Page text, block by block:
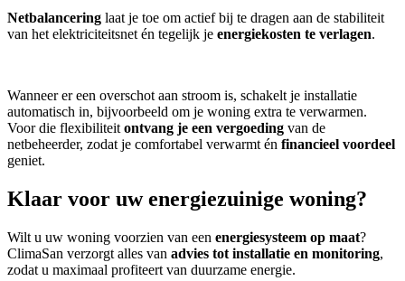
Netbalancering laat je toe om actief bij te dragen aan de stabiliteit
van het elektriciteitsnet én tegelijk je energiekosten te verlagen.
Wanneer er een overschot aan stroom is, schakelt je installatie
automatisch in, bijvoorbeeld om je woning extra te verwarmen.
Voor die flexibiliteit ontvang je een vergoeding van de
netbeheerder, zodat je comfortabel verwarmt én financieel voordeel
geniet.
Klaar voor uw energiezuinige woning?
Wilt u uw woning voorzien van een energiesysteem op maat?
ClimaSan verzorgt alles van advies tot installatie en monitoring,
zodat u maximaal profiteert van duurzame energie.